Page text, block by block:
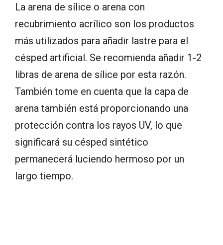
La arena de sílice o arena con
recubrimiento acrílico son los productos
más utilizados para añadir lastre para el
césped artificial. Se recomienda añadir 1-2
libras de arena de sílice por esta razón.
También tome en cuenta que la capa de
arena también está proporcionando una
protección contra los rayos UV, lo que
significará su césped sintético
permanecerá luciendo hermoso por un
largo tiempo.